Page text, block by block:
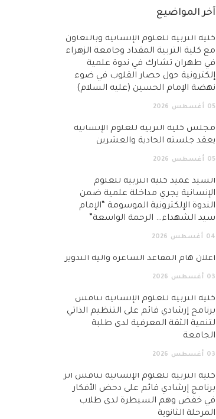
آخر المواضيع
كلية التربية للعلوم الإنسانية وبالتعاون
مع كلية التربية المقداد وجامعة الزهراء
في طهران تشارك في ندوة علمية
إلكترونية حول حصار القلوب في ضوء
نهضة الإمام الحسين (عليه السلام)
05 أغسطس 2026
مجلس كلية التربية للعلوم الإنسانية
يعقد جلسته الحادية والعشرين
05 أغسطس 2026
السيد عميد كلية التربية للعلوم
الإنسانية يجري مداخلة علمية ضمن
الندوة الإلكترونية الموسومة “الإمام
سيد الشهداء… الرحمة الواسعة”
04 أغسطس 2026
اعلان هام المقاعد الشاغرة وآلية التدوير
03 أغسطس 2026
كلية التربية للعلوم الإنسانية تناقش
برنامج إرشادي قائم على التنظيم الذاتي
لتنمية الثقة المعرفية لدى طلبة
الجامعة
03 أغسطس 2026
كلية التربية للعلوم الإنسانية تناقش أثر
برنامج إرشادي قائم على دحض الأفكار
في خفض وهم السيطرة لدى طلاب
المرحلة الثانوية